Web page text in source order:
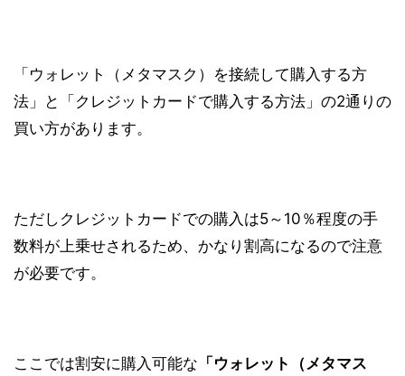
「ウォレット（メタマスク）を接続して購入する方
法」と「クレジットカードで購入する方法」の2通りの
買い方があります。
ただしクレジットカードでの購入は5～10％程度の手
数料が上乗せされるため、かなり割高になるので注意
が必要です。
ここでは割安に購入可能な 「ウォレット（メタマス